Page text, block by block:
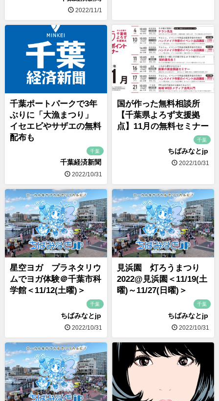
2022/11/1
千葉ポートパークで3年
ぶりに「大漁まつり」
イセエビやサザエの無料
配布も
千葉
千葉経済新聞
2022/10/31
国が作った無料相談所
【千葉県よろず支援拠
点】11月の無料セミナー
千葉
ちばみなとjp
2022/10/31
星空ヨガ プラネタリウ
ムでヨガ体験＠千葉市科
学館＜11/12(土曜)＞
千葉
ちばみなとjp
2022/10/31
見浜園 灯ろうまつり
2022@見浜園＜11/19(土
曜)～11/27(日曜)＞
千葉
ちばみなとjp
2022/10/31